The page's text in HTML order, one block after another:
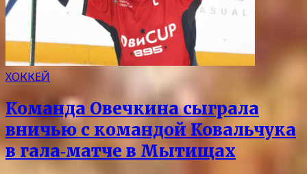
ХОККЕЙ
Команда Овечкина сыграла
вничью с командой Ковальчука
в гала‑матче в Мытищах